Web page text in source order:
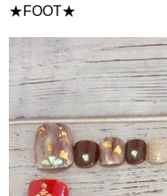
★FOOT★